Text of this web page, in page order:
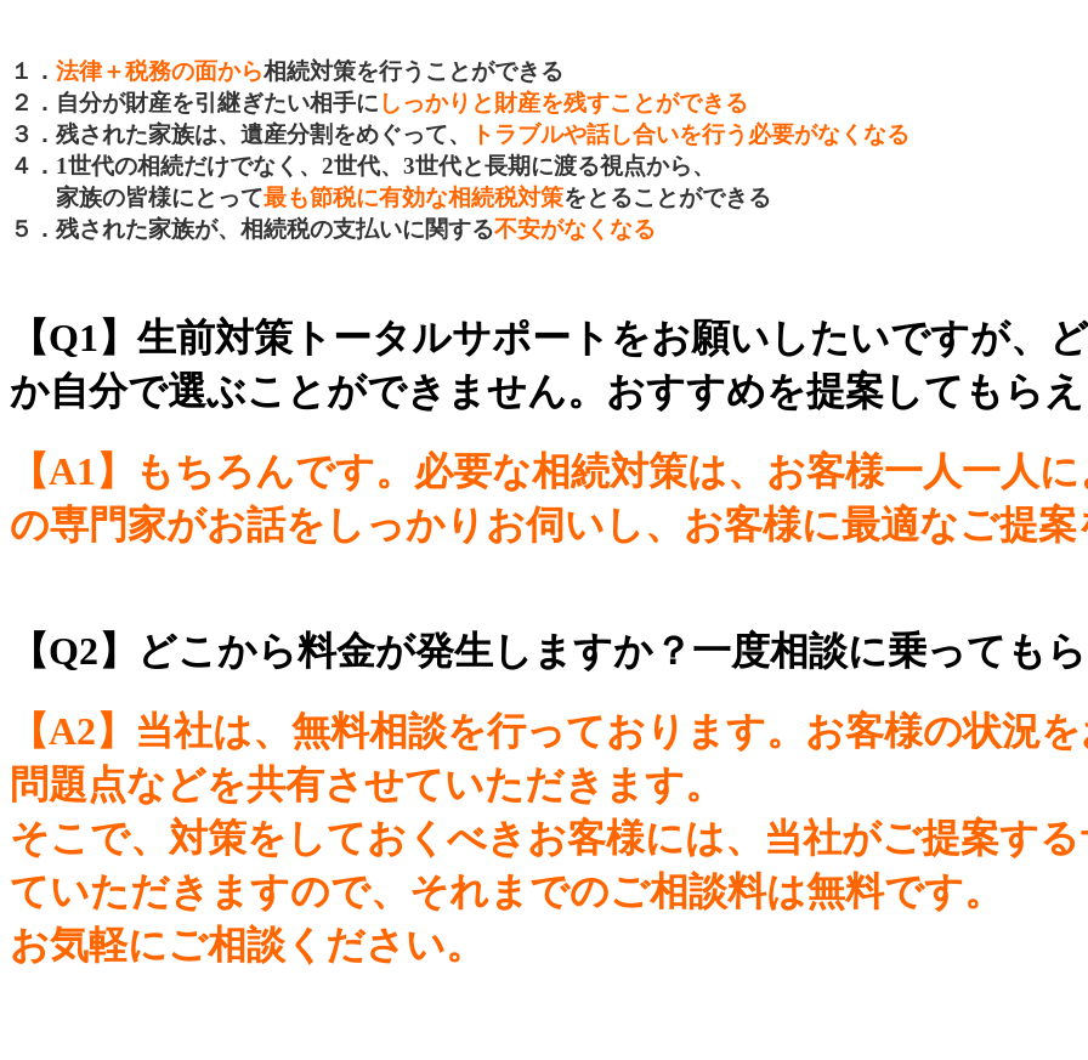
１． 法律＋税務の面から相続対策を行うことができる
２．自分が財産を引継ぎたい相手に しっかりと財産を残すことができる
３．残された家族は、遺産分割をめぐって、
トラブルや話し合いを行う必要がなくなる
４．1世代の相続だけでなく、2世代、3世代と長期に渡る視点から、
家族の皆様にとって最も節税に有効な相続税対策をとることができる
５．残された家族が、相続税の支払いに関する不安がなくなる
【Q1】生前対策トータルサポートをお願いしたいですが、
か自分で選ぶことができません。おすすめを提案してもら
【A1】もちろんです。必要な相続対策は、お客様一人一人
の専門家がお話をしっかりお伺いし、お客様に最適なご提
【Q2】どこから料金が発生しますか？一度相談に乗っても
【A2】当社は、無料相談を行っております。お客様の状況
問題点などを共有させていただきます。
そこで、対策をしておくべきお客様には、当社がご提案す
ていただきますので、それまでのご相談料は無料です。
お気軽にご相談ください。